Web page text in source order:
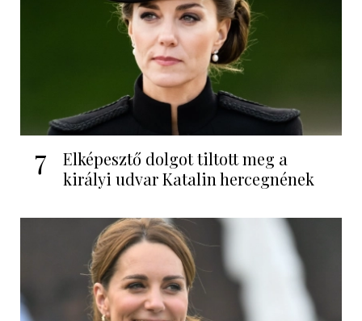
7
Elképesztő dolgot tiltott meg a
királyi udvar Katalin hercegnének